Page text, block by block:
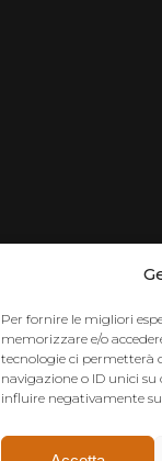
Per fornire le migliori
memorizzare e/o
tecnologie ci permetterà
navigazione o ID unici
influire negativamente